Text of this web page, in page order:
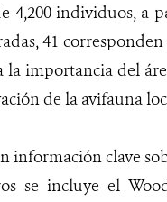
4,200 individuos, a
41
la importancia del
de la avifauna
información clave
se incluye el